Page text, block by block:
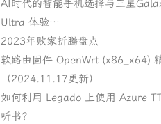
AI时代的智能手机选择与三星
Ultra 体验…
2023年败家折腾盘点
软路由固件 OpenWrt (x86_x64)
（2024.11.17更新）
如何利用 Legado 上使用 Azure
听书？